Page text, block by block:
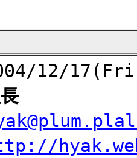
12/